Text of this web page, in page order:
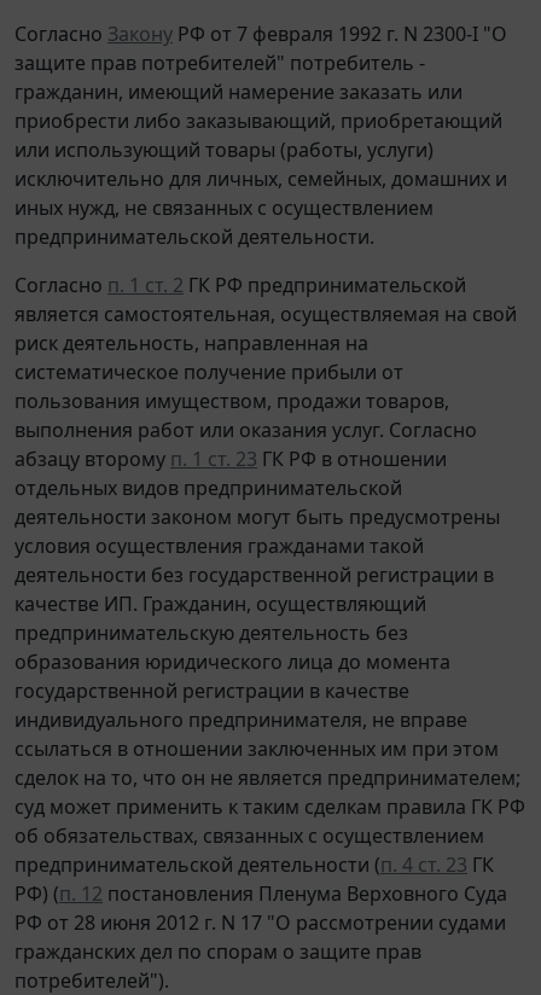
Согласно Закону РФ от 7 февраля 1992 г. N 2300-I "О
защите прав потребителей" потребитель -
гражданин, имеющий намерение заказать или
приобрести либо заказывающий, приобретающий
или использующий товары (работы, услуги)
исключительно для личных, семейных, домашних и
иных нужд, не связанных с осуществлением
предпринимательской деятельности.
Согласно п. 1 ст. 2 ГК РФ предпринимательской
является самостоятельная, осуществляемая на свой
риск деятельность, направленная на
систематическое получение прибыли от
пользования имуществом, продажи товаров,
выполнения работ или оказания услуг. Согласно
абзацу второму п. 1 ст. 23 ГК РФ в отношении
отдельных видов предпринимательской
деятельности законом могут быть предусмотрены
условия осуществления гражданами такой
деятельности без государственной регистрации в
качестве ИП. Гражданин, осуществляющий
предпринимательскую деятельность без
образования юридического лица до момента
государственной регистрации в качестве
индивидуального предпринимателя, не вправе
ссылаться в отношении заключенных им при этом
сделок на то, что он не является предпринимателем;
суд может применить к таким сделкам правила ГК РФ
об обязательствах, связанных с осуществлением
предпринимательской деятельности (п. 4 ст. 23 ГК
РФ) (п. 12 постановления Пленума Верховного Суда
РФ от 28 июня 2012 г. N 17 "О рассмотрении судами
гражданских дел по спорам о защите прав
потребителей").